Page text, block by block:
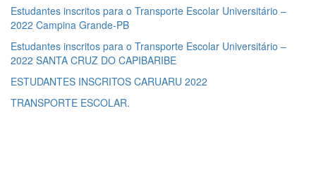
Estudantes inscritos para o Transporte Escolar Universitário –
2022 Campina Grande-PB
Estudantes inscritos para o Transporte Escolar Universitário –
2022 SANTA CRUZ DO CAPIBARIBE
ESTUDANTES INSCRITOS CARUARU 2022
TRANSPORTE ESCOLAR.